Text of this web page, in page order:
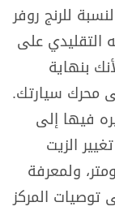
للرنج روفر
التقليدي على
بنهاية
محرك سيارتك.
فيها إلى
من تغيير الزيت
أقل من 5.000 كيلومتر، ولمعرفة
توصيات المركز